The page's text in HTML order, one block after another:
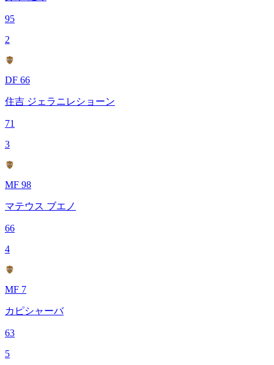
95
2
DF 66
住吉 ジェラニレショーン
71
3
MF 98
マテウス ブエノ
66
4
MF 7
カピシャーバ
63
5